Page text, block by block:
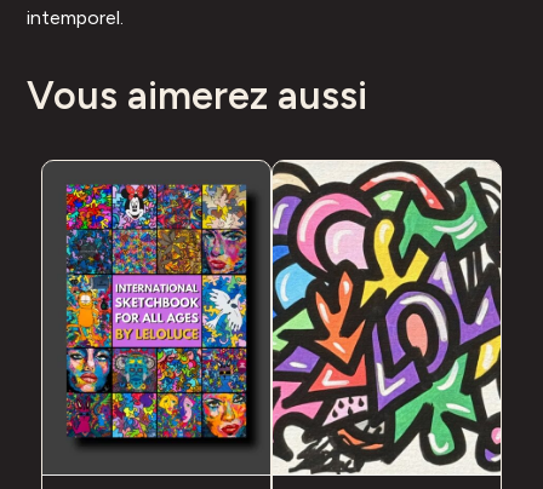
intemporel.
Vous aimerez aussi